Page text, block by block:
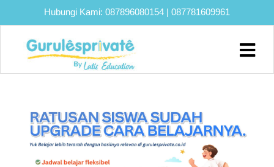
Hubungi Kami: 087896080154 | 087781609961
Home
Program